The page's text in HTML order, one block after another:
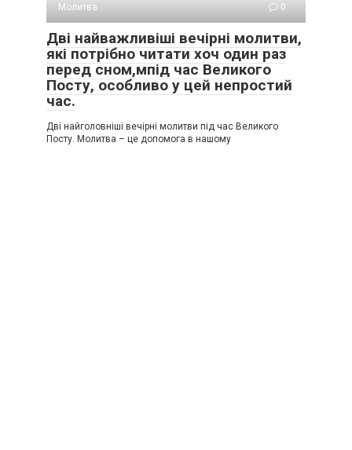
Молитва
0
Дві найважливіші вечірні молитви,
які потрібно читати хоч один раз
перед сном,мпід час Великого
Посту, особливо у цей непростий
час.
Дві найголовніші вечірні молитви під час Великого
Посту. Молитва – це допомога в нашому